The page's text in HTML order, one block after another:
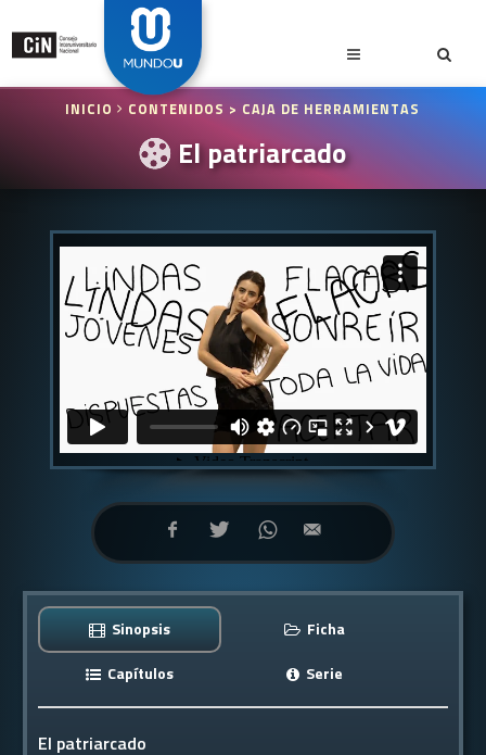
INICIO CONTENIDOS > CAJA DE HERRAMIENTAS
El patriarcado
Sinopsis
Ficha
Capítulos
Serie
El patriarcado